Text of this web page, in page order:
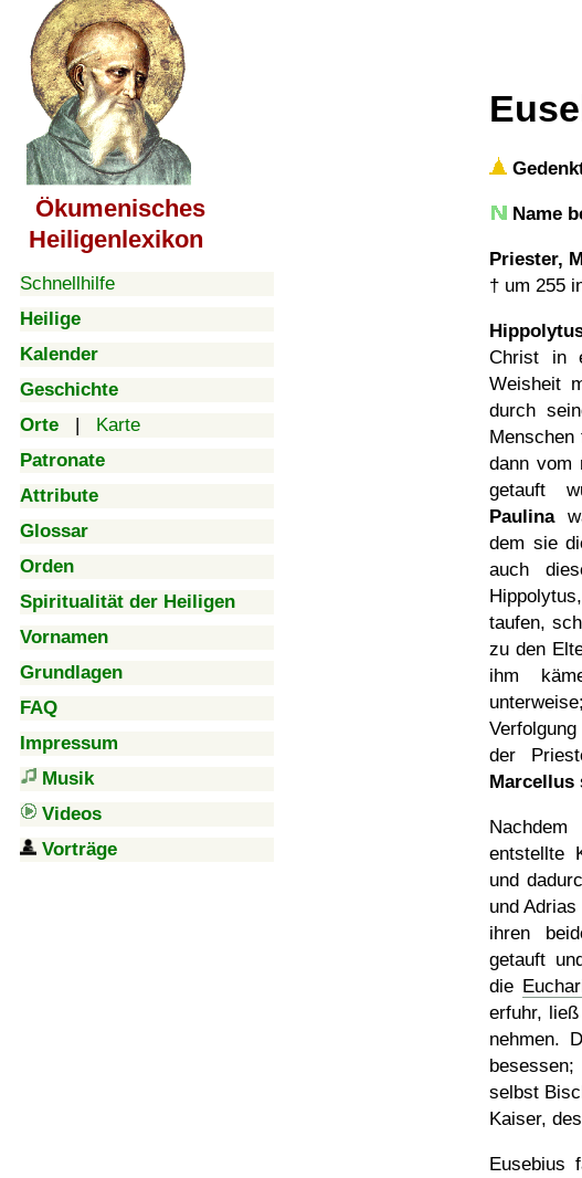
Ökumenisches
Heiligenlexikon
Schnellhilfe
Heilige
Kalender
Geschichte
Orte | Karte
Patronate
Attribute
Glossar
Orden
Spiritualität der Heiligen
Vornamen
Grundlagen
FAQ
Impressum
Musik
Videos
Vorträge
Name
Priester,
† um 255
Christ in
Weisheit
durch
Menschen
dann vom
getauft
Paulina
dem sie
auch
taufen,
zu den
ihm
der
Marcellus
entstellte
und
und
ihren
getauft
die
erfuhr,
nehmen.
selbst
Kaiser,
Eusebius